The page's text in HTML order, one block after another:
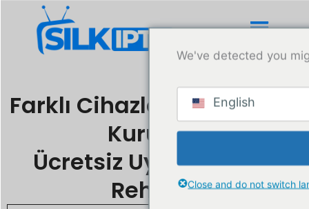
Farklı Cihazlara IPTV Nasıl
Kurulur?
Ücretsiz Uygulamalar
Rehberi
We've detected you
English
Close and do not switch